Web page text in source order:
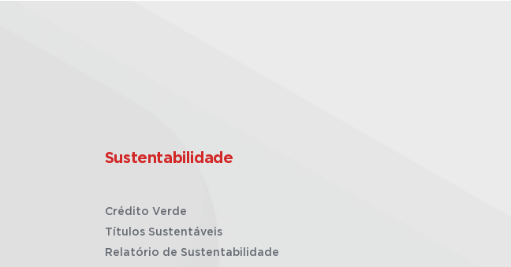
Sustentabilidade
Crédito Verde
Títulos Sustentáveis
Relatório de Sustentabilidade